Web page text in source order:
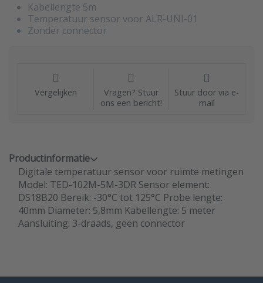
Kabellengte 5m
Temperatuur sensor voor ALR-UNI-01
Zonder connector
Vergelijken
Vragen? Stuur
ons een bericht!
Stuur door via e-
mail
Productinformatie
Digitale temperatuur sensor voor ruimte metingen
Model: TED-102M-5M-3DR Sensor element:
DS18B20 Bereik: -30°C tot 125°C Probe lengte:
40mm Diameter: 5,8mm Kabellengte: 5 meter
Aansluiting: 3-draads, geen connector